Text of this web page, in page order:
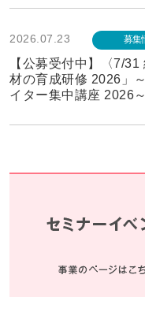
2026.07.23 募集
【公募受付中】〈7/
材の育成研修 2026」
イター集中講座 2026～